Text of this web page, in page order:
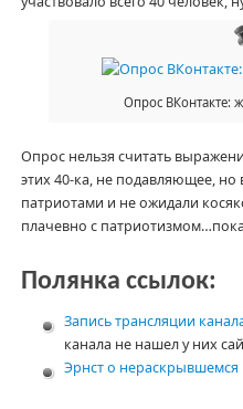
Опрос ВКонтакте:
Опрос нельзя считать
этих 40-ка, не подавляющее, но
патриотами и не ожидали
плачевно с
Полянка ссылок:
Запись трансляции
канала не нашел у них
Эрнст о нераскрывшемся